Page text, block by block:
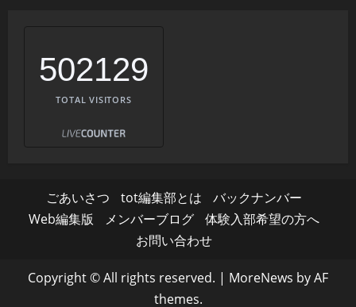
502129
TOTAL VISITORS
ごあいさつ tot編集部とは
バックナンバー
Web編集版
メンバーブログ
体験入部希望の方へ
お問い合わせ
Copyright © All rights reserved. | MoreNews by AF
themes.